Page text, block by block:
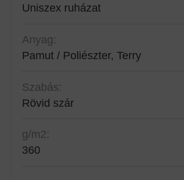
Uniszex ruházat
Anyag:
Pamut / Poliészter, Terry
Szabás:
Rövid szár
g/m2:
360